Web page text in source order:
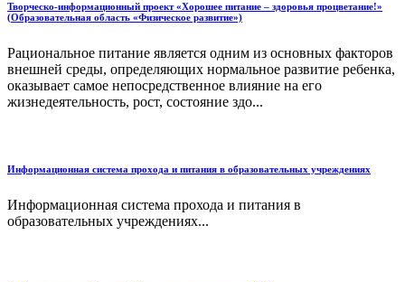
Творческо-информационный проект «Хорошее питание – здоровья процветание!»
(Образовательная область «Физическое развитие»)
Рациональное питание является одним из основных факторов
внешней среды, определяющих нормальное развитие ребенка,
оказывает самое непосредственное влияние на его
жизнедеятельность, рост, состояние здо...
Информационная система прохода и питания в образовательных учреждениях
Информационная система прохода и питания в
образовательных учреждениях...